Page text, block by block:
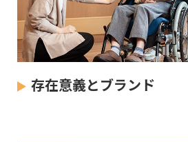
存在意義とブランド